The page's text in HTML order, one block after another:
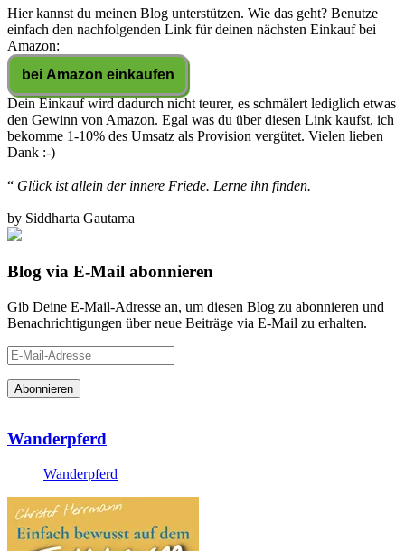
Hier kannst du meinen Blog unterstützen. Wie das geht? Benutze
einfach den nachfolgenden Link für deinen nächsten Einkauf bei
Amazon:
Dein Einkauf wird dadurch nicht teurer, es schmälert lediglich etwas
den Gewinn von Amazon. Egal was du über diesen Link kaufst, ich
bekomme 1-10% des Umsatz als Provision vergütet. Vielen lieben
Dank :-)
“ Glück ist allein der innere Friede. Lerne ihn finden.
by Siddharta Gautama
Blog via E-Mail abonnieren
Gib Deine E-Mail-Adresse an, um diesen Blog zu abonnieren und
Benachrichtigungen über neue Beiträge via E-Mail zu erhalten.
E-
Mail-
Adresse
Wanderpferd
Wanderpferd